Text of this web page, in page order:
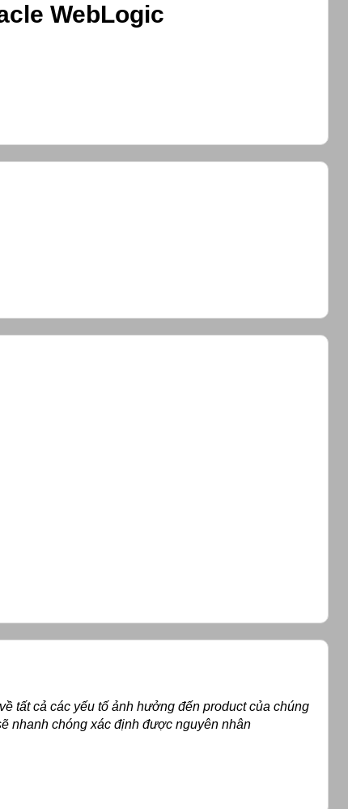
WebLogic
tất cả các yếu tố ảnh hưởng đến product của chúng
nhanh chóng xác định được nguyên nhân